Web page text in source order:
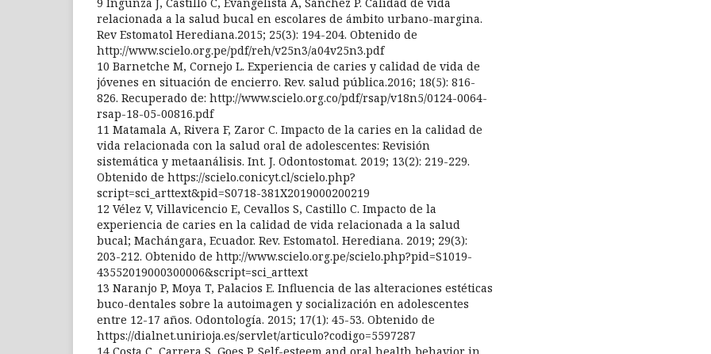
relacionada a la salud bucal en escolares de ámbito urbano-margina.
Rev Estomatol Herediana.2015; 25(3): 194-204. Obtenido de
http://www.scielo.org.pe/pdf/reh/v25n3/a04v25n3.pdf
10 Barnetche M, Cornejo L. Experiencia de caries y calidad de vida de
jóvenes en situación de encierro. Rev. salud pública.2016; 18(5): 816-
826. Recuperado de: http://www.scielo.org.co/pdf/rsap/v18n5/0124-0064-
rsap-18-05-00816.pdf
11 Matamala A, Rivera F, Zaror C. Impacto de la caries en la calidad de
vida relacionada con la salud oral de adolescentes: Revisión
sistemática y metaanálisis. Int. J. Odontostomat. 2019; 13(2): 219-229.
Obtenido de https://scielo.conicyt.cl/scielo.php?
script=sci_arttext&pid=S0718-381X2019000200219
12 Vélez V, Villavicencio E, Cevallos S, Castillo C. Impacto de la
experiencia de caries en la calidad de vida relacionada a la salud
bucal; Machángara, Ecuador. Rev. Estomatol. Herediana. 2019; 29(3):
203-212. Obtenido de http://www.scielo.org.pe/scielo.php?pid=S1019-
43552019000300006&script=sci_arttext
13 Naranjo P, Moya T, Palacios E. Influencia de las alteraciones estéticas
buco-dentales sobre la autoimagen y socialización en adolescentes
entre 12-17 años. Odontología. 2015; 17(1): 45-53. Obtenido de
https://dialnet.unirioja.es/servlet/articulo?codigo=5597287